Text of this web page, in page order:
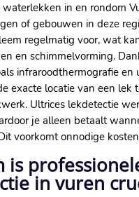
in en rondom
of gebouwen in deze
regelmatig voor, wat
en schimmelvorming.
infraroodthermografie en
exacte locatie van een lek
Ultrices lekdetectie
je alleen betaalt
voorkomt onnodige
is
in vuren